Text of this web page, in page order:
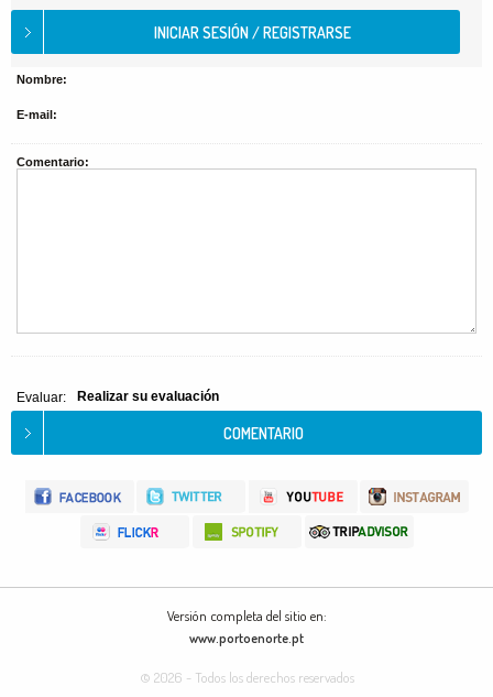
Nombre:
E-mail:
Comentario:
Evaluar: Realizar su evaluación
Versión completa del sitio en:
www.portoenorte.pt
© 2026 - Todos los derechos reservados